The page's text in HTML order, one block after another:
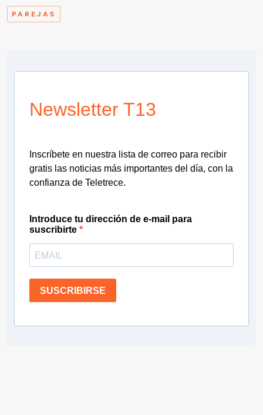
PAREJAS
Newsletter T13
Inscríbete en nuestra lista de correo para recibir
gratis las noticias más importantes del día, con la
confianza de Teletrece.
Introduce tu dirección de e-mail para
suscribirte
SUSCRIBIRSE